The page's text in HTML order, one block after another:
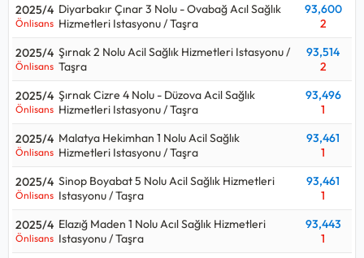
2025/4
Önlisans
Diyarbakır Çınar 3 Nolu - Ovabağ Acıl Sağlık
Hizmetleri Istasyonu / Taşra
93,600
2
2025/4
Önlisans
Şırnak 2 Nolu Acil Sağlık Hizmetleri Istasyonu /
Taşra
93,514
2
2025/4
Önlisans
Şırnak Cizre 4 Nolu - Düzova Acil Sağlık
Hizmetleri Istasyonu / Taşra
93,496
1
2025/4
Önlisans
Malatya Hekimhan 1 Nolu Acil Sağlık
Hizmetleri Istasyonu / Taşra
93,461
1
2025/4
Önlisans
Sinop Boyabat 5 Nolu Acil Sağlık Hizmetleri
Istasyonu / Taşra
93,461
1
2025/4
Önlisans
Elazığ Maden 1 Nolu Acıl Sağlık Hizmetleri
Istasyonu / Taşra
93,443
1